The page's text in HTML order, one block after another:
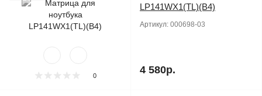
0
LP141WX1(TL)(B4)
Артикул: 000698-03
4 580р.